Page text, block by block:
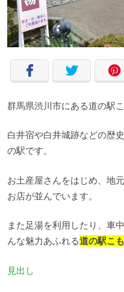
群馬県渋川市にある道の駅こ
白井宿や白井城跡などの歴
の駅です。
お土産屋さんをはじめ、地
お店が並んでいます。
また足湯を利用したり、車
んな魅力あふれる道の駅こ
見出し